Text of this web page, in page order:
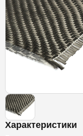
Характеристики